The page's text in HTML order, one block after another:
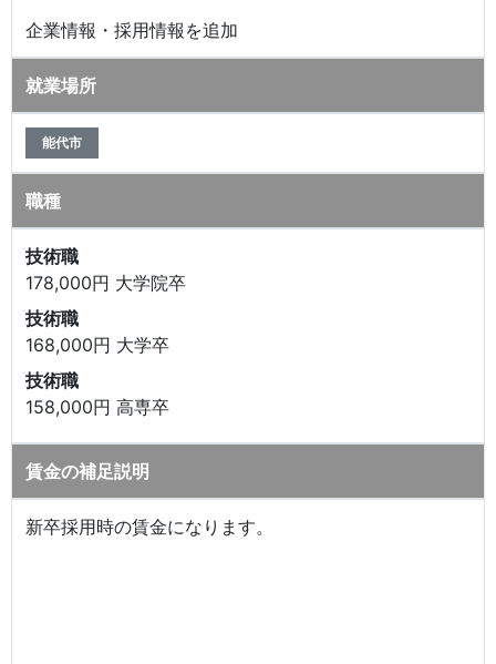
企業情報・採用情報を追加
就業場所
能代市
職種
技術職
178,000円 大学院卒
技術職
168,000円 大学卒
技術職
158,000円 高専卒
賃金の補足説明
新卒採用時の賃金になります。